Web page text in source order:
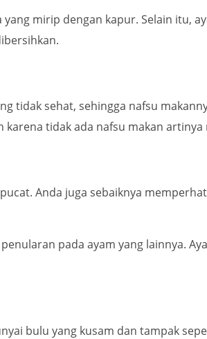
mirip dengan kapur. Selain itu,
tidak sehat, sehingga nafsu
tidak ada nafsu makan
Anda juga sebaiknya
pada ayam yang lainnya.
bulu yang kusam dan tampak